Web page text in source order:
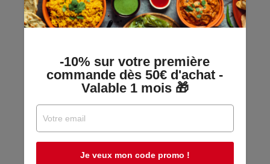
Huile D'olive Crétoise Extra Vierge
AOP - ORINO - Bidon 5...
Orino
Sur commande : minimum 1 mois
-10% sur votre première
commande dès 50€ d'achat -
Valable 1 mois 🎁
Je veux mon code promo !